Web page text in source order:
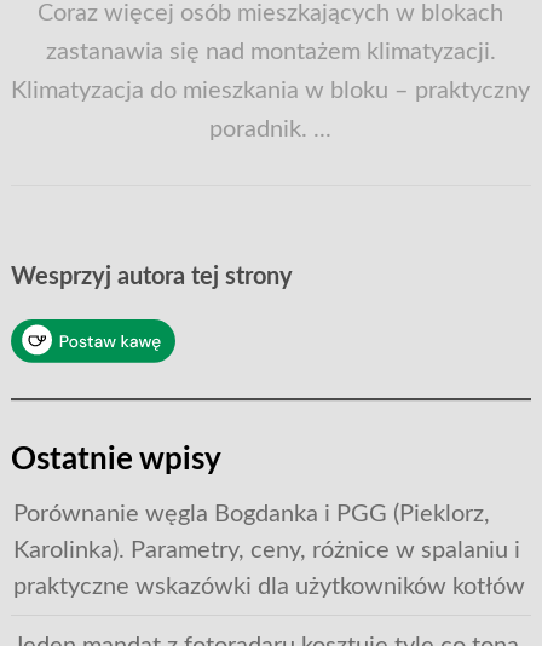
Coraz więcej osób mieszkających w blokach
zastanawia się nad montażem klimatyzacji.
Klimatyzacja do mieszkania w bloku – praktyczny
poradnik. ...
Wesprzyj autora tej strony
Ostatnie wpisy
Porównanie węgla Bogdanka i PGG (Pieklorz,
Karolinka). Parametry, ceny, różnice w spalaniu i
praktyczne wskazówki dla użytkowników kotłów